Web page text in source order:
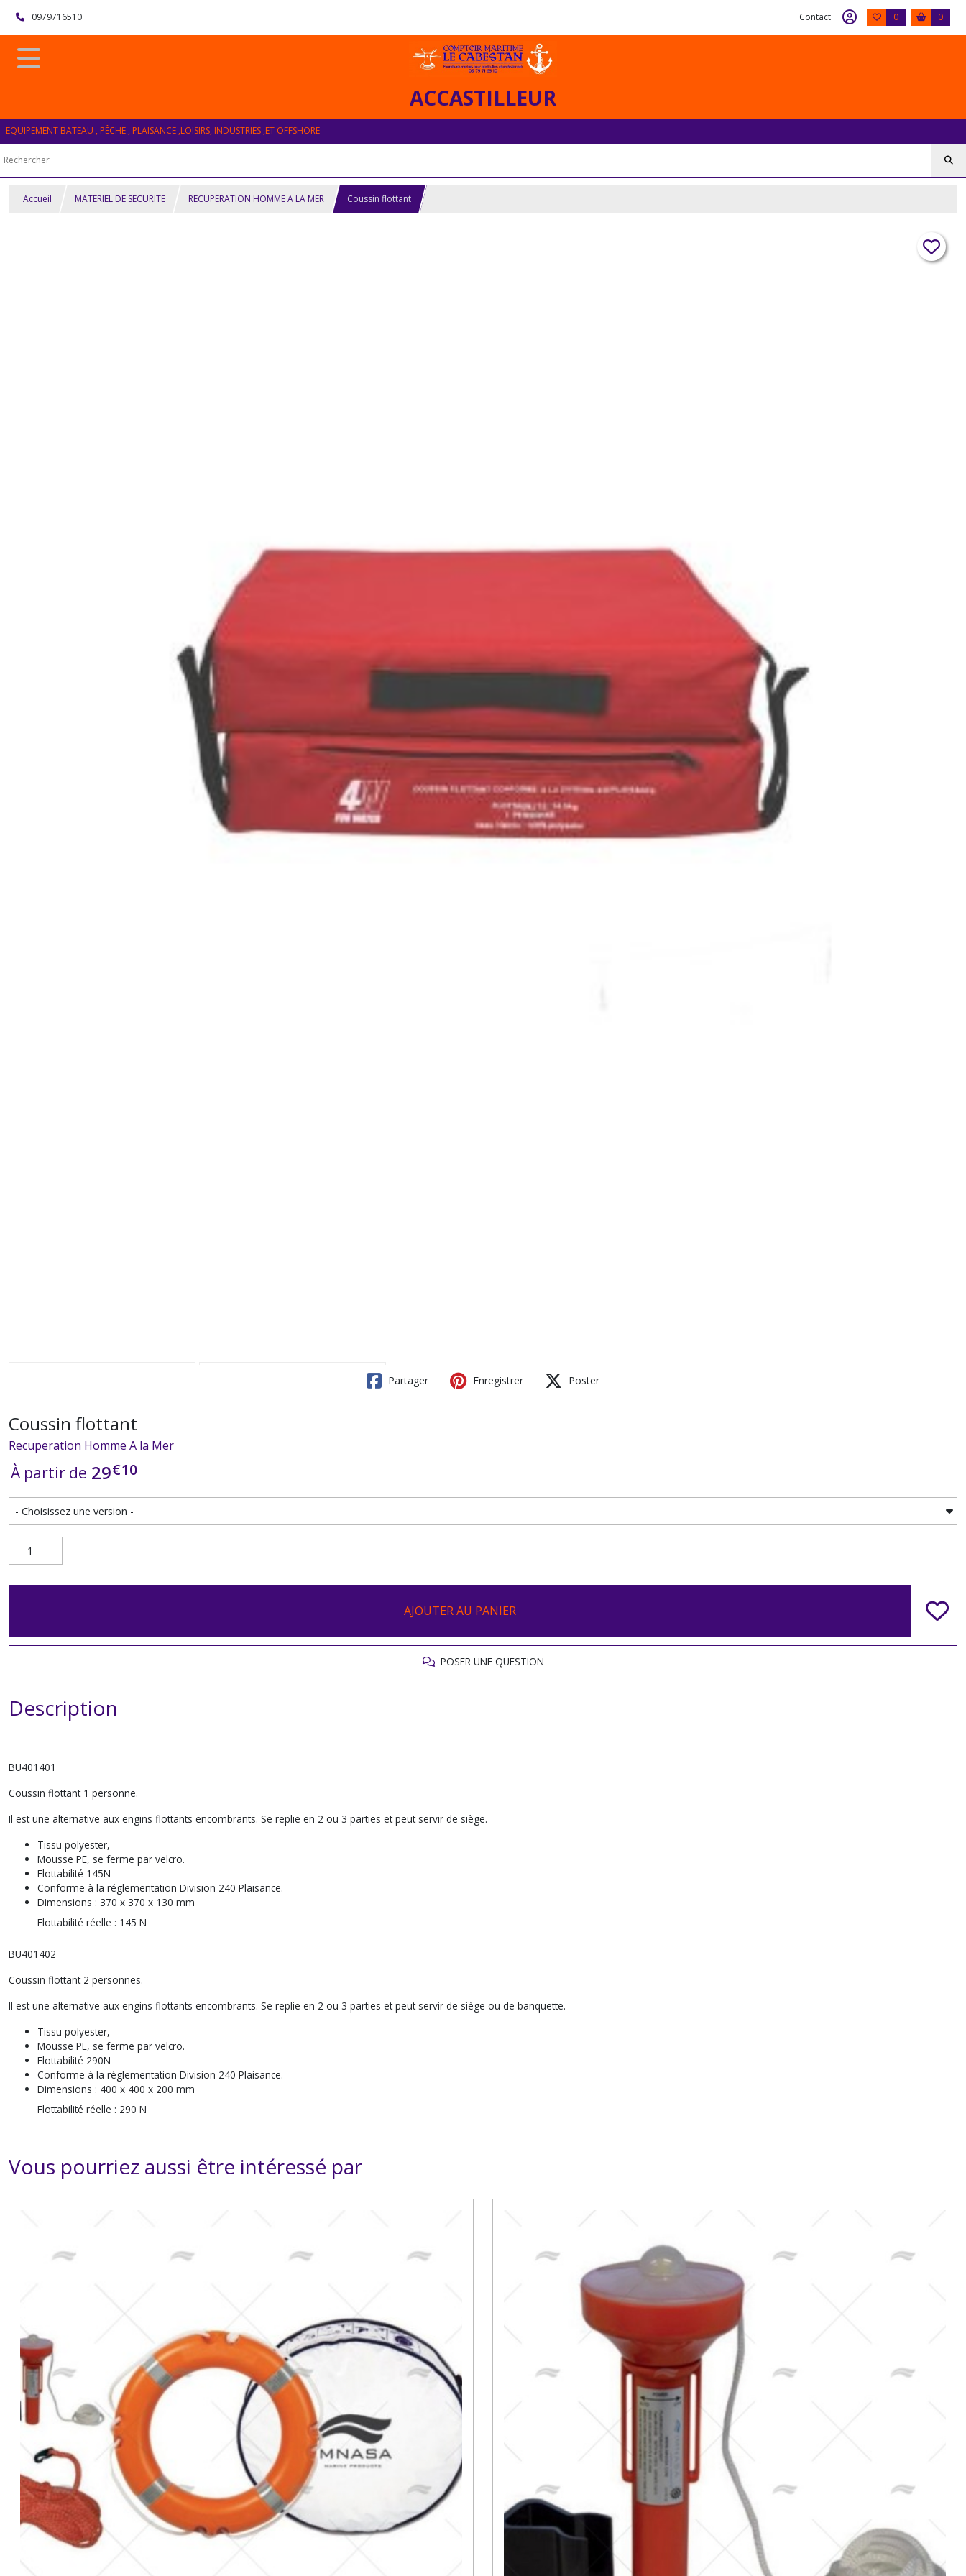
0979716510 Contact 0 0
ACCASTILLEUR
EQUIPEMENT BATEAU , PÊCHE , PLAISANCE ,LOISIRS, INDUSTRIES ,ET OFFSHORE
Accueil MATERIEL DE SECURITE RECUPERATION HOMME A LA MER Coussin flottant
Partager Enregistrer Poster
Coussin flottant
Recuperation Homme A la Mer
À partir de 29€10
AJOUTER AU PANIER
POSER UNE QUESTION
Description
BU401401
Coussin flottant 1 personne.
Il est une alternative aux engins flottants encombrants. Se replie en 2 ou 3 parties et peut servir de siège.
Tissu polyester,
Mousse PE, se ferme par velcro.
Flottabilité 145N
Conforme à la réglementation Division 240 Plaisance.
Dimensions : 370 x 370 x 130 mm
Flottabilité réelle : 145 N
BU401402
Coussin flottant 2 personnes.
Il est une alternative aux engins flottants encombrants. Se replie en 2 ou 3 parties et peut servir de siège ou de banquette.
Tissu polyester,
Mousse PE, se ferme par velcro.
Flottabilité 290N
Conforme à la réglementation Division 240 Plaisance.
Dimensions : 400 x 400 x 200 mm
Flottabilité réelle : 290 N
Vous pourriez aussi être intéressé par